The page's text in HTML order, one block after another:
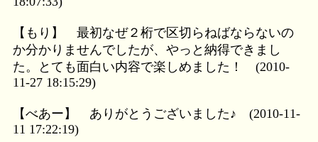
【もり】 最初なぜ２桁で区切らねばならないの
か分かりませんでしたが、やっと納得できまし
た。とても面白い内容で楽しめました！
(2010-
11-27 18:15:29)
【べあー】 ありがとうございました♪ (2010-11-
11 17:22:19)